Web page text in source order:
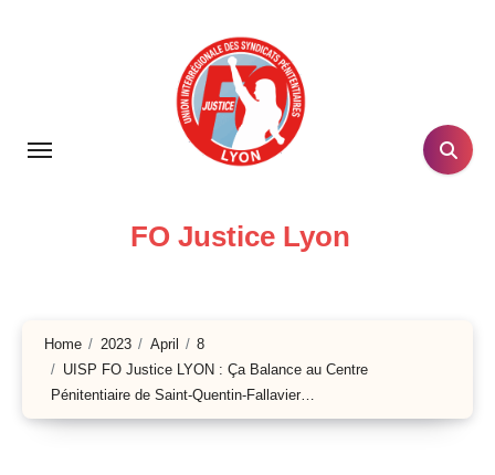
FO Justice Lyon
Home 2023 April
8
UISP FO Justice LYON : Ça Balance au Centre
Pénitentiaire de Saint-Quentin-Fallavier…